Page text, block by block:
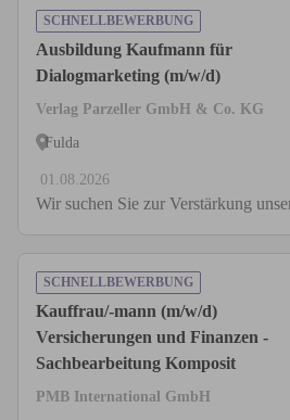
SCHNELLBEWERBUNG
Ausbildung Kaufmann für
Dialogmarketing (m/w/d)
Verlag Parzeller GmbH & Co. KG
Fulda
01.08.2026
Wir suchen Sie zur Verstärkung
SCHNELLBEWERBUNG
Kauffrau/-mann (m/w/d)
Versicherungen und Finanzen -
Sachbearbeitung Komposit
PMB International GmbH